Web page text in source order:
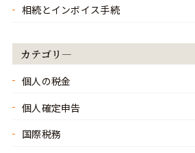
相続とインボイス手続
カテゴリ―
個人の税金
個人確定申告
国際税務